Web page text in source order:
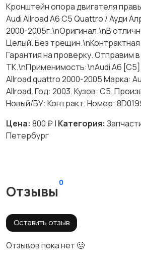
Кронштейн опора двигателя
Audi Allroad A6 C5 Quattro / Ауди
2000-2005г.\nОригинал.\nВ
Целый. Без трещин.\nКонтрактная
Гарантия на проверку. Отправим
ТК.\nПрименимость:\nAudi A6
Allroad quattro 2000-2005 Марка:
Allroad. Год: 2003. Кузов: C5.
Новый/БУ: Контракт. Номер:
Цена: 800 ₽ | Категория:
Петербург
Отзывы
0
Оставить отзыв
Отзывов пока нет 🥴